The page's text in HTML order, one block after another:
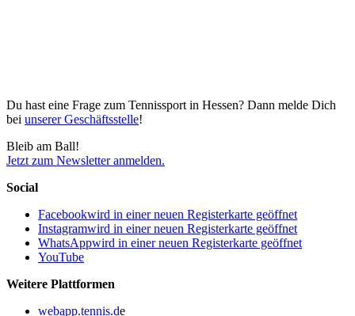
Du hast eine Frage zum Tennissport in Hessen? Dann melde Dich
bei unserer Geschäftsstelle!
Bleib am Ball!
Jetzt zum Newsletter anmelden.
Social
Facebookwird in einer neuen Registerkarte geöffnet
Instagramwird in einer neuen Registerkarte geöffnet
WhatsAppwird in einer neuen Registerkarte geöffnet
YouTube
Weitere Plattformen
webapp.tennis.de